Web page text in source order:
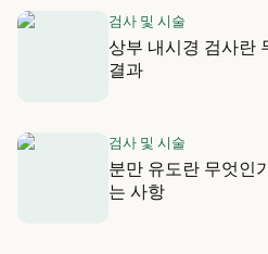
검사 및 시술
상부 내시경 검사란
결과
검사 및 시술
분만 유도란 무엇인
는 사항